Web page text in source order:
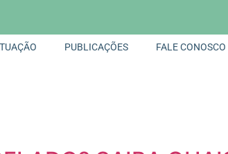
PUBLICAÇÕES FALE CONOSCO